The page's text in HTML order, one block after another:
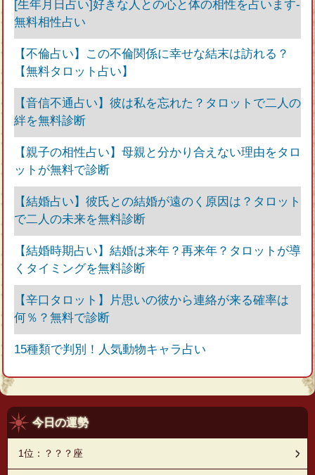
[生年月日占い]好きな人との心と体の相性を占います-
無料相性占い
【不倫占い】この不倫関係に幸せな結末は訪れる？
【無料タロット占い】
【音信不通占い】彼は私を忘れた？タロットで二人の
絆を無料診断
【親子の相性占い】母親と分かり合えない理由をタロ
ットが無料で診断
【結婚占い】彼氏との結婚が遠のく原因は？タロット
で二人の未来を無料診断
【結婚時期占い】結婚は来年？再来年？タロットが導
くタイミングを無料診断
【辛口タロット】片思いの彼から連絡が来る確率は
何％？無料で診断
15種類で判別！人気動物キャラ占い
今日の運勢
1位：？？？座